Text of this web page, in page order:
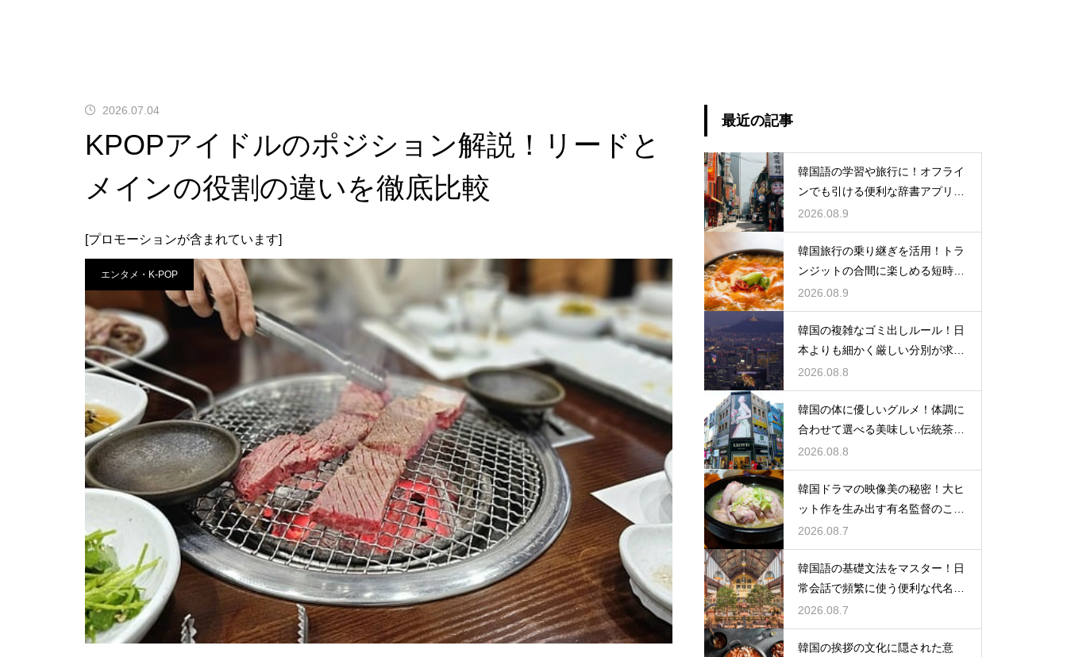
2026.07.04
KPOPアイドルのポジション解説！リードと
メインの役割の違いを徹底比較
[プロモーションが含まれています]
エンタメ・K-POP
最近の記事
韓国語の学習や旅行に！オフライ
ンでも引ける便利な辞書アプリの
活用法
2026.08.9
韓国旅行の乗り継ぎを活用！トラ
ンジットの合間に楽しめる短時間
の観光
2026.08.9
韓国の複雑なゴミ出しルール！日
本よりも細かく厳しい分別が求め
られる理由
2026.08.8
韓国の体に優しいグルメ！体調に
合わせて選べる美味しい伝統茶の
驚きの効能
2026.08.8
韓国ドラマの映像美の秘密！大ヒ
ット作を生み出す有名監督のこだ
わりの特徴
2026.08.7
韓国語の基礎文法をマスター！日
常会話で頻繁に使う便利な代名詞
の一覧
2026.08.7
韓国の挨拶の文化に隠された意